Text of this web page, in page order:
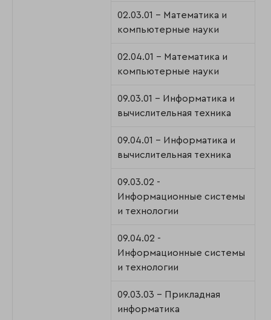
02.03.01 - Математика и
компьютерные науки
02.04.01 - Математика и
компьютерные науки
09.03.01 - Информатика и
вычислительная техника
09.04.01 - Информатика и
вычислительная техника
09.03.02 -
Информационные системы
и технологии
09.04.02 -
Информационные системы
и технологии
09.03.03 - Прикладная
информатика